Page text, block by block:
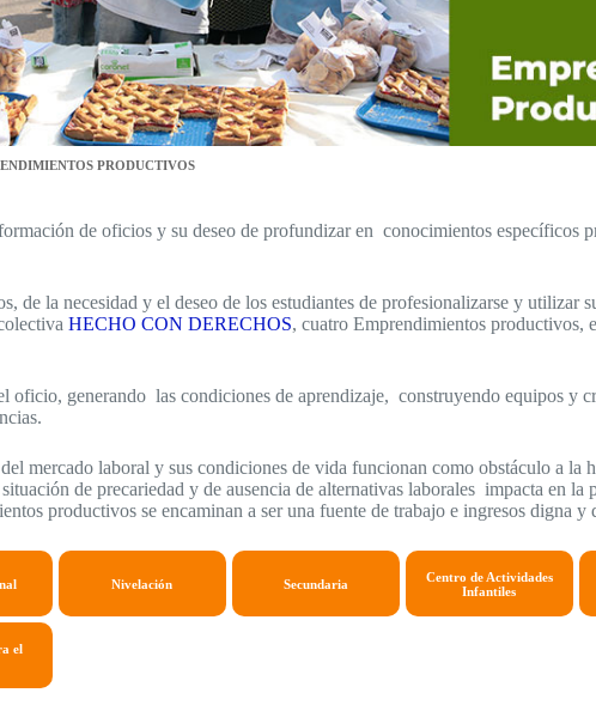
PRODUCTIVOS
de oficios y su deseo de profundizar en conocimientos específicos
de la necesidad y el deseo de los estudiantes de profesionalizarse y utilizar
HECHO CON DERECHOS, cuatro Emprendimientos productivos,
oficio, generando las condiciones de aprendizaje, construyendo equipos y
mercado laboral y sus condiciones de vida funcionan como obstáculo a la
de precariedad y de ausencia de alternativas laborales impacta en la
productivos se encaminan a ser una fuente de trabajo e ingresos digna y
Nivelación Secundaria
Centro de Actividades
Infantiles
el